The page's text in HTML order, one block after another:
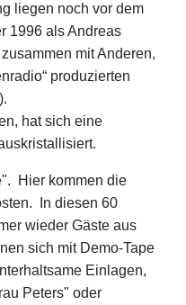
liegen noch vor dem
1996 als Andreas
mit Anderen,
produzierten
).
hat sich eine
Hier kommen die
In diesen 60
wieder Gäste aus
sich mit Demo-Tape
Einlagen,
Peters" oder